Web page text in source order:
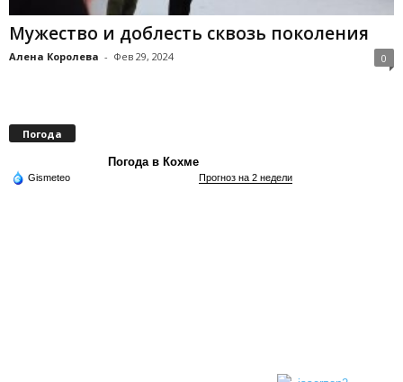
Мужество и доблесть сквозь поколения
Алена Королева - Фев 29, 2024 0
Погода
Погода в Кохме
Gismeteo Прогноз на 2 недели